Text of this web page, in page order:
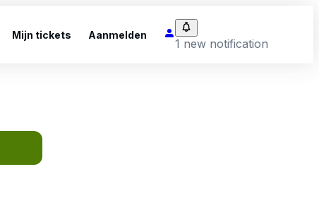
Mijn tickets Aanmelden
1 new notification